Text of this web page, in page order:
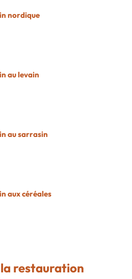
nordique
au levain
au sarrasin
aux céréales
restauration